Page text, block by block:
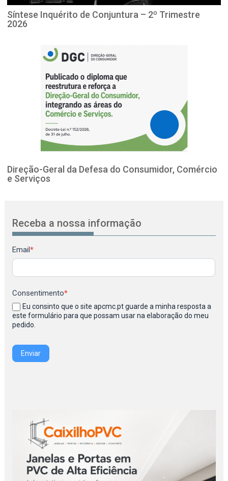
Síntese Inquérito de Conjuntura – 2º Trimestre
2026
Direção-Geral da Defesa do Consumidor, Comércio
e Serviços
Receba a nossa informação
Newsletter
Email*
Consentimento*
Eu consinto que o site apcmc.pt guarde a minha resposta a
este formulário para que possam usar na elaboração do meu
pedido.
Enviar